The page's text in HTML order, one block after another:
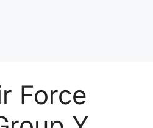
Force